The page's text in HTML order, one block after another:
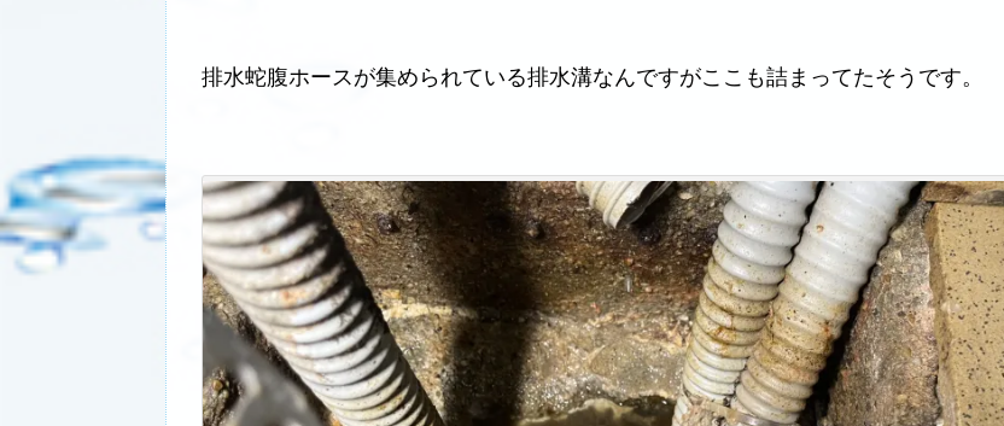
排水蛇腹ホースが集められている排水溝なんですがここも詰まってたそうです。